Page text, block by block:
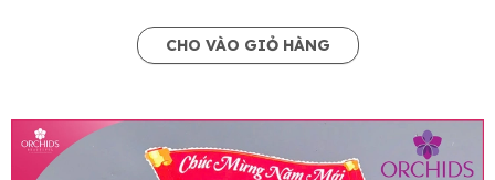
CHO VÀO GIỎ HÀNG